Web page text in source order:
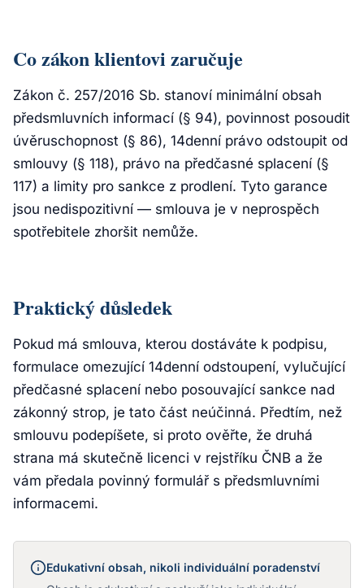
Co zákon klientovi zaručuje
Zákon č. 257/2016 Sb. stanoví minimální obsah
předsmluvních informací (§ 94), povinnost posoudit
úvěruschopnost (§ 86), 14denní právo odstoupit od
smlouvy (§ 118), právo na předčasné splacení (§
117) a limity pro sankce z prodlení. Tyto garance
jsou nedispozitivní — smlouva je v neprospěch
spotřebitele zhoršit nemůže.
Praktický důsledek
Pokud má smlouva, kterou dostáváte k podpisu,
formulace omezující 14denní odstoupení, vylučující
předčasné splacení nebo posouvající sankce nad
zákonný strop, je tato část neúčinná. Předtím, než
smlouvu podepíšete, si proto ověřte, že druhá
strana má skutečně licenci v rejstříku ČNB a že
vám předala povinný formulář s předsmluvními
informacemi.
Edukativní obsah, nikoli individuální poradenství